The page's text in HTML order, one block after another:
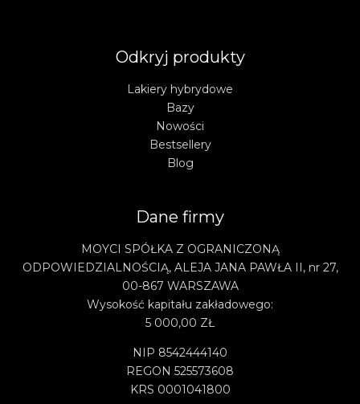
Odkryj produkty
Lakiery hybrydowe
Bazy
Nowości
Bestsellery
Blog
Dane firmy
MOYCI SPÓŁKA Z OGRANICZONĄ
ODPOWIEDZIALNOŚCIĄ, ALEJA JANA PAWŁA II, nr 27,
00-867 WARSZAWA
Wysokość kapitału zakładowego:
5 000,00 ZŁ
NIP 8542444140
REGON 525573608
KRS 0001041800